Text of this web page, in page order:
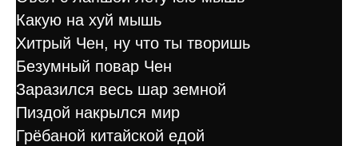
Какую на хуй мышь
Хитрый Чен, ну что ты творишь
Безумный повар Чен
Заразился весь шар земной
Пиздой накрылся мир
Грёбаной китайской едой